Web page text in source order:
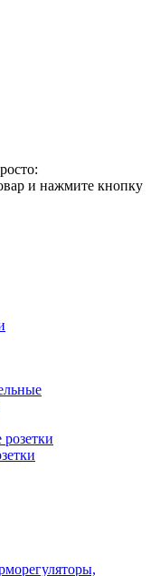
и нажмите кнопку